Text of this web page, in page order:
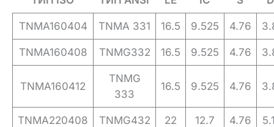
TNMA160404 TNMA 331 16.5 9.525 4.76
TNMA160408 TNMG332 16.5 9.525 4.76
TNMA160412
TNMG
333
16.5 9.525 4.76
TNMA220408 TNMG432 22 12.7 4.76